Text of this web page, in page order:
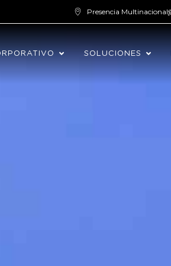
Presencia Multinacional
SOLUCIONES